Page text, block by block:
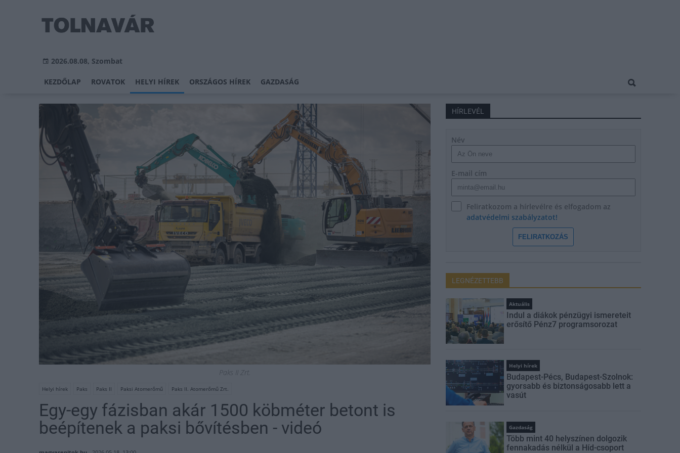
2026.08.08, Szombat
KEZDŐLAP ROVATOK HELYI HÍREK ORSZÁGOS HÍREK GAZDASÁG
Paks II Zrt.
Helyi hírek Paks Paks II Paksi Atomerőmű Paks II. Atomerőmű Zrt.
Egy-egy fázisban akár 1500 köbméter betont is
beépítenek a paksi bővítésben - videó
HÍRLEVÉL
Név
E-mail cím
Feliratkozom a hírlevélre és elfogadom az
adatvédelmi szabályzatot!
FELIRATKOZÁS
LEGNÉZETTEBB
Aktuális
Indul a diákok pénzügyi ismereteit
erősítő Pénz7 programsorozat
Helyi hírek
Budapest-Pécs, Budapest-Szolnok:
gyorsabb és biztonságosabb lett a
vasút
Gazdaság
Több mint 40 helyszínen dolgozik
fennakadás nélkül a Híd-csoport